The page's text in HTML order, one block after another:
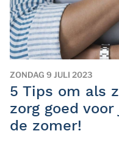
ZONDAG 9 JULI 2023
5 Tips om als
zorg goed
de zomer!